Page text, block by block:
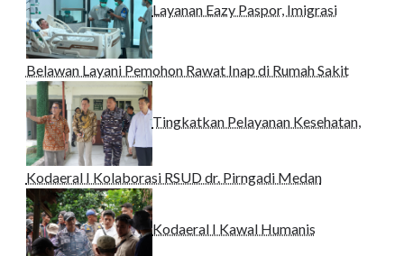
Layanan Eazy Paspor, Imigrasi
Belawan Layani Pemohon Rawat Inap di Rumah Sakit
Tingkatkan Pelayanan Kesehatan,
Kodaeral I Kolaborasi RSUD dr. Pirngadi Medan‎
Kodaeral I Kawal Humanis